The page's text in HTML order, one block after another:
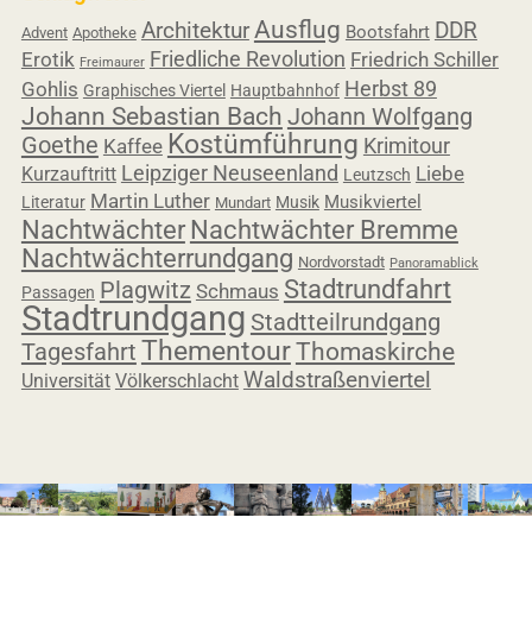
Advent Apotheke ArchitekturAusflug Bootsfahrt DDR
Erotik Freimaurer Friedliche Revolution Friedrich Schiller
Gohlis Graphisches Viertel Hauptbahnhof Herbst 89
Johann Sebastian Bach Johann Wolfgang
Goethe Kaffee Kostümführung Krimitour
Kurzauftritt Leipziger Neuseenland Leutzsch Liebe
Literatur Martin Luther Mundart Musik Musikviertel
NachtwächterNachtwächter Bremme
Nachtwächterrundgang Nordvorstadt Panoramablick
Passagen Plagwitz Schmaus Stadtrundfahrt
Stadtrundgang Stadtteilrundgang
Tagesfahrt ThementourThomaskirche
Universität Völkerschlacht Waldstraßenviertel